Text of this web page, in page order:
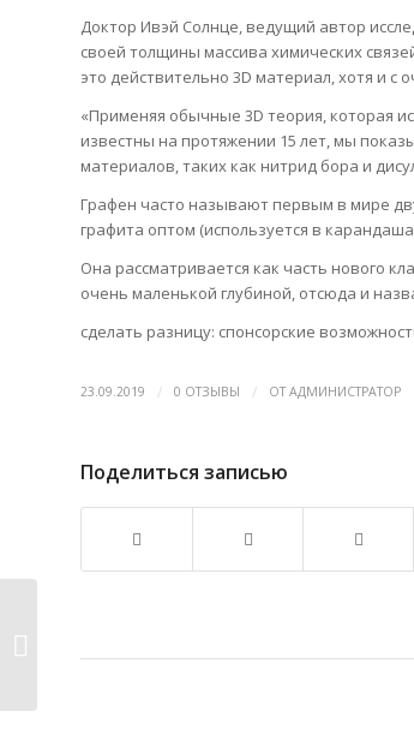
Доктор Ивэй Солнце, ведущий автор
своей толщины массива химических
это действительно 3D материал, хотя и с
«Применяя обычные 3D теория, которая
известны на протяжении 15 лет, мы
материалов, таких как нитрид бора и
Графен часто называют первым в мире
графита оптом (используется в
Она рассматривается как часть нового
очень маленькой глубиной, отсюда и
сделать разницу: спонсорские
23.09.2019 / 0 ОТЗЫВЫ / ОТАДМИНИСТРАТОР
Поделиться записью
истории сверхмассивные...